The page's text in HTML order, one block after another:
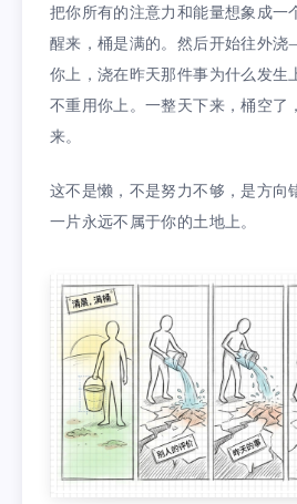
把你所有的注意力和能量想象成一
醒来，桶是满的。然后开始往外
你上，浇在昨天那件事为什么发生
不重用你上。一整天下来，桶空了
来。
这不是懒，不是努力不够，是方向
一片永远不属于你的土地上。